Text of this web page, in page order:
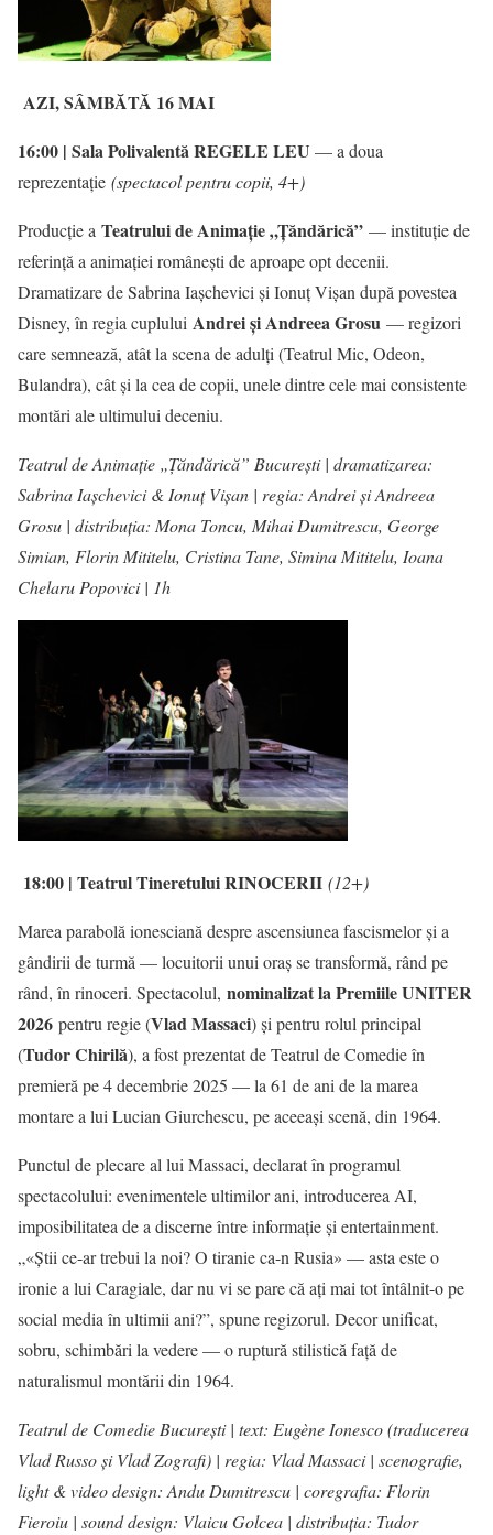
AZI, SÂMBĂTĂ 16 MAI
16:00 | Sala PolivalentăREGELE LEU — a doua
reprezentație (spectacol pentru copii, 4+)
Producție a Teatrului de Animație „Țăndărică” — instituție de
referință a animației românești de aproape opt decenii.
Dramatizare de Sabrina Iașchevici și Ionuț Vișan după povestea
Disney, în regia cuplului Andrei și Andreea Grosu — regizori
care semnează, atât la scena de adulți (Teatrul Mic, Odeon,
Bulandra), cât și la cea de copii, unele dintre cele mai consistente
montări ale ultimului deceniu.
Teatrul de Animație „Țăndărică” București | dramatizarea:
Sabrina Iașchevici & Ionuț Vișan | regia: Andrei și Andreea
Grosu | distribuția: Mona Toncu, Mihai Dumitrescu, George
Simian, Florin Mititelu, Cristina Tane, Simina Mititelu, Ioana
Chelaru Popovici | 1h
18:00 | Teatrul TineretuluiRINOCERII (12+)
Marea parabolă ionesciană despre ascensiunea fascismelor și a
gândirii de turmă — locuitorii unui oraș se transformă, rând pe
rând, în rinoceri. Spectacolul, nominalizat la Premiile UNITER
2026 pentru regie (Vlad Massaci) și pentru rolul principal
(Tudor Chirilă), a fost prezentat de Teatrul de Comedie în
premieră pe 4 decembrie 2025 — la 61 de ani de la marea
montare a lui Lucian Giurchescu, pe aceeași scenă, din 1964.
Punctul de plecare al lui Massaci, declarat în programul
spectacolului: evenimentele ultimilor ani, introducerea AI,
imposibilitatea de a discerne între informație și entertainment.
„«Știi ce-ar trebui la noi? O tiranie ca-n Rusia» — asta este o
ironie a lui Caragiale, dar nu vi se pare că ați mai tot întâlnit-o pe
social media în ultimii ani?”, spune regizorul. Decor unificat,
sobru, schimbări la vedere — o ruptură stilistică față de
naturalismul montării din 1964.
Teatrul de Comedie București | text: Eugène Ionesco (traducerea
Vlad Russo și Vlad Zografi) | regia: Vlad Massaci | scenografie,
light & video design: Andu Dumitrescu | coregrafia: Florin
Fieroiu | sound design: Vlaicu Golcea | distribuția: Tudor